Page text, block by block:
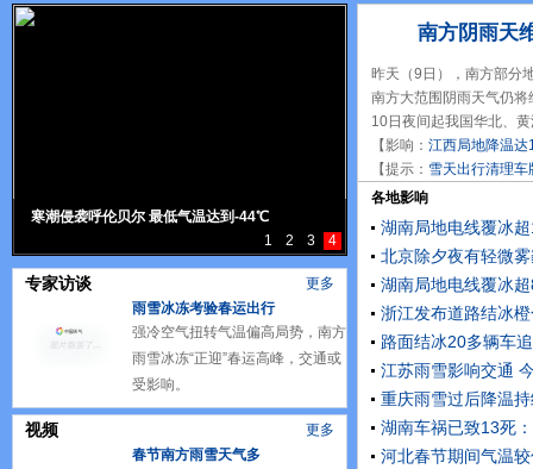
寒潮侵袭呼伦贝尔 最低气温达到-44℃
1
2 3 4
专家访谈
更多
雨雪冰冻考验春运出行
强冷空气扭转气温偏高局势，南方
雨雪冰冻“正迎”春运高峰，交通或
受影响。
视频
更多
春节南方雨雪天气多
南方阴雨天
昨天（9日），南方部分
南方大范围阴雨天气仍
10日夜间起我国华北、
【影响： 江西局地降温
【提示： 雪天出行清理车
各地影响
湖南局地电线覆冰
北京除夕夜有轻微
湖南局地电线覆冰
浙江发布道路结冰
路面结冰20多辆车
江苏雨雪影响交通
重庆雨雪过后降温
湖南车祸已致13死
河北春节期间气温